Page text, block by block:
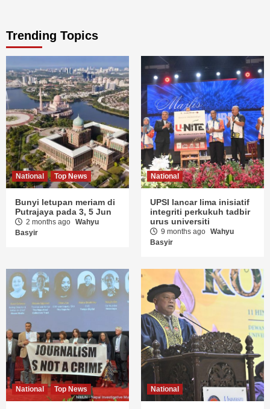
Trending Topics
National Top News
Bunyi letupan meriam di
Putrajaya pada 3, 5 Jun
2 months ago Wahyu
Basyir
National
UPSI lancar lima inisiatif
integriti perkukuh tadbir
urus universiti
9 months ago Wahyu
Basyir
National Top News National